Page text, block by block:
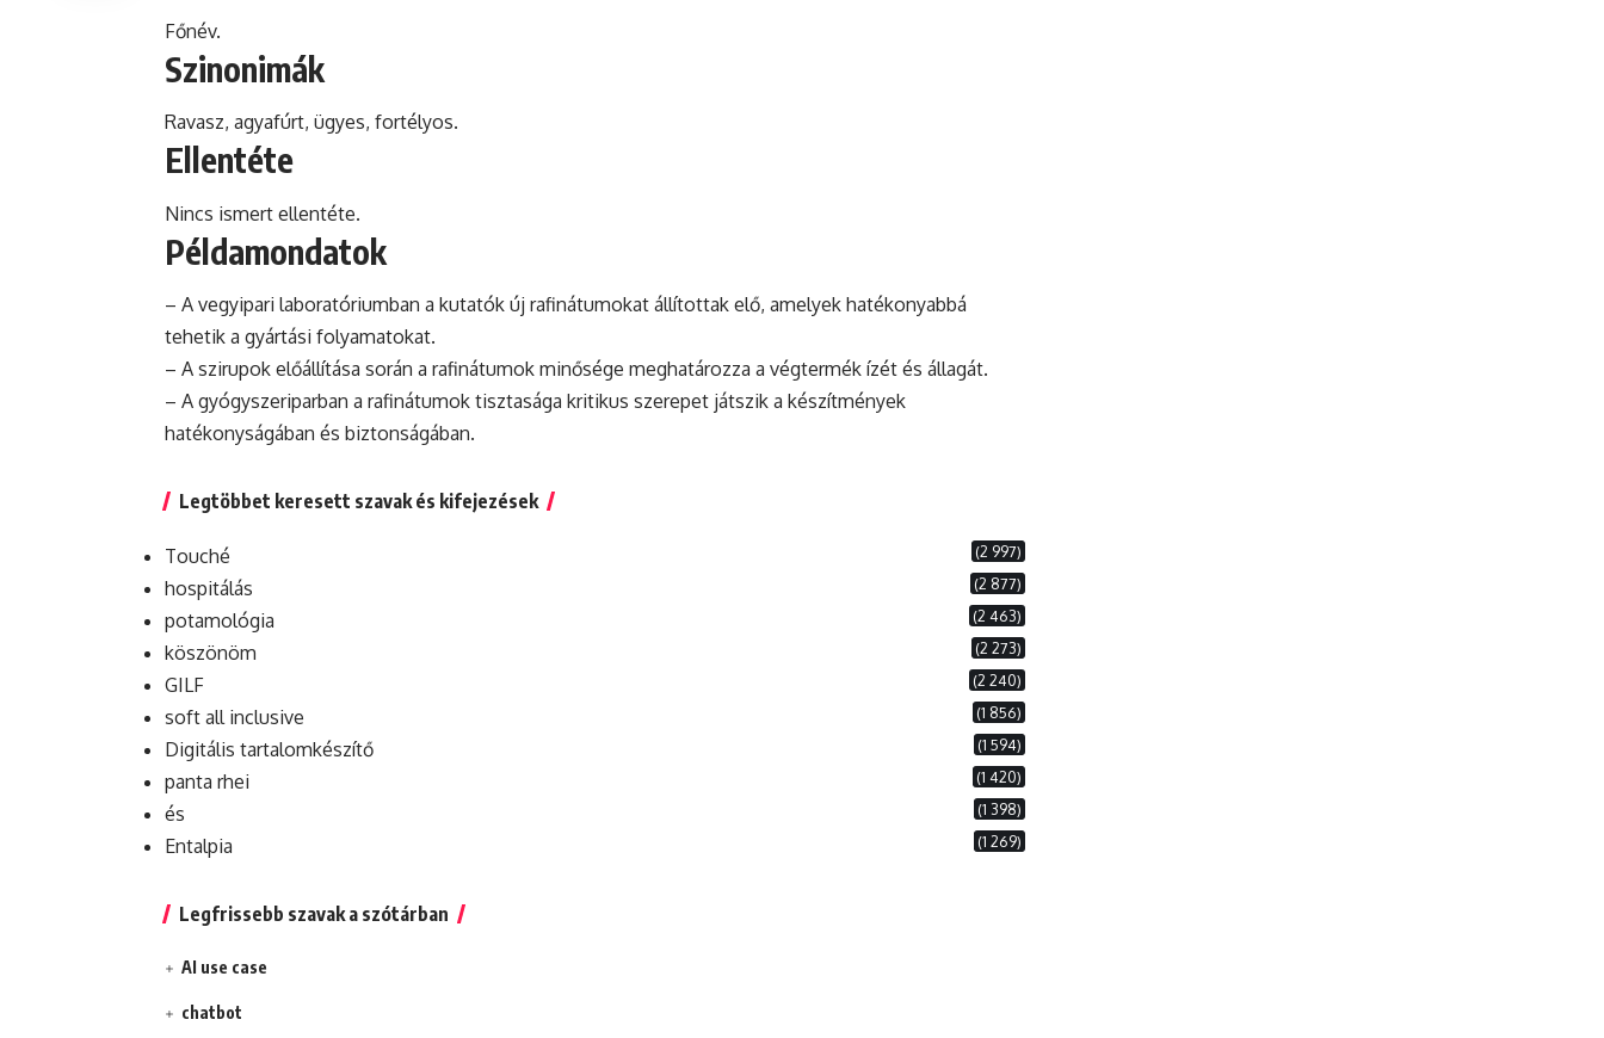
Főnév.
Szinonimák
Ravasz, agyafúrt, ügyes, fortélyos.
Ellentéte
Nincs ismert ellentéte.
Példamondatok
– A vegyipari laboratóriumban a kutatók új rafinátumokat állítottak elő, amelyek hatékonyabbá
tehetik a gyártási folyamatokat.
– A szirupok előállítása során a rafinátumok minősége meghatározza a végtermék ízét és állagát.
– A gyógyszeriparban a rafinátumok tisztasága kritikus szerepet játszik a készítmények
hatékonyságában és biztonságában.
Legtöbbet keresett szavak és kifejezések
Touché (2 997)
hospitálás (2 877)
potamológia (2 463)
köszönöm (2 273)
GILF (2 240)
soft all inclusive (1 856)
Digitális tartalomkészítő (1 594)
panta rhei (1 420)
és (1 398)
Entalpia (1 269)
Legfrissebb szavak a szótárban
AI use case
chatbot